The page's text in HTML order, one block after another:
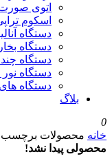
اتوی
اسکوم
دستگاه
دستگاه
دستگاه
دستگاه نور
دستگاه
بلاگ
0
خانه محصولات برچسب
محصولی پیدا نشد!